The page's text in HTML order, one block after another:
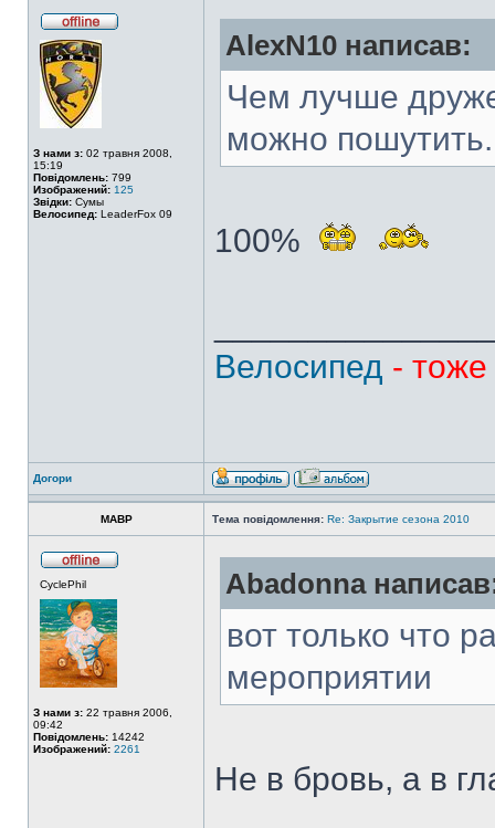
З нами з: 02 травня 2008,
15:19
Повідомлень: 799
Изображений: 125
Звідки: Сумы
Велосипед: LeaderFox 09
AlexN10 написав:
Чем лучше
можно пошутить.
100%
Велосипед -
Догори
MABP Тема повідомлення: Re: Закрытие сезона 2010
CyclePhil
З нами з: 22 травня 2006,
09:42
Повідомлень: 14242
Изображений: 2261
Abadonna
вот только что
мероприятии
Не в бровь, а в